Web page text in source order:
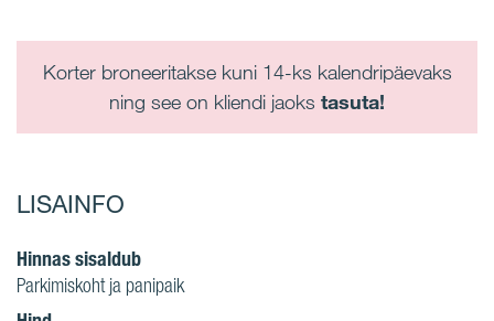
Korter broneeritakse kuni 14-ks kalendripäevaks
ning see on kliendi jaoks tasuta!
LISAINFO
Hinnas sisaldub
Parkimiskoht ja panipaik